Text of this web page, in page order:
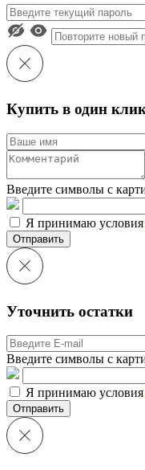
Купить в один
Введите символы с
Я принимаю условия
Отправить
Уточнить остатки
Введите символы с
Я принимаю условия
Отправить